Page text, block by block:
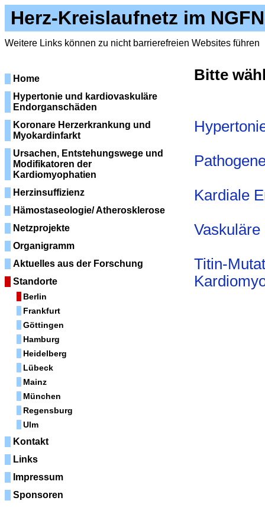
Herz-Kreislaufnetz im NGFN
Weitere Links können zu nicht barrierefreien Websites führen
Home
Hypertonie und kardiovaskuläre
Endorganschäden
Koronare Herzerkrankung und
Myokardinfarkt
Ursachen, Entstehungswege und
Modifikatoren der
Kardiomyophatien
Herzinsuffizienz
Hämostaseologie/ Atherosklerose
Netzprojekte
Organigramm
Aktuelles aus der Forschung
Standorte
Berlin
Frankfurt
Göttingen
Hamburg
Heidelberg
Lübeck
Mainz
München
Regensburg
Ulm
Kontakt
Links
Impressum
Sponsoren
Bitte
Kardiale
Titin-